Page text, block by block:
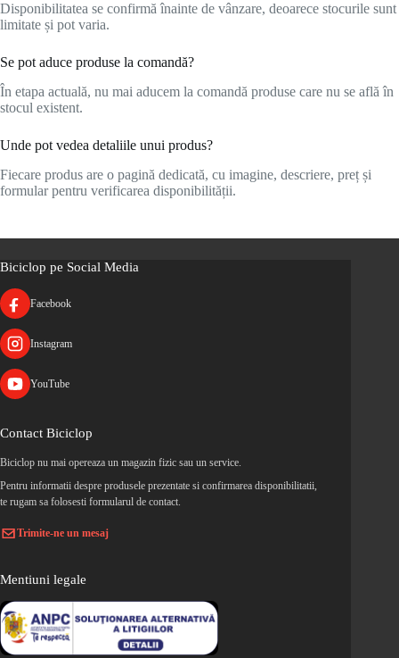
Disponibilitatea se confirmă înainte de vânzare, deoarece stocurile sunt
limitate și pot varia.
Se pot aduce produse la comandă?
În etapa actuală, nu mai aducem la comandă produse care nu se află în
stocul existent.
Unde pot vedea detaliile unui produs?
Fiecare produs are o pagină dedicată, cu imagine, descriere, preț și
formular pentru verificarea disponibilității.
Biciclop pe Social Media
Facebook
Instagram
YouTube
Contact Biciclop
Biciclop nu mai opereaza un magazin fizic sau un service.
Pentru informatii despre produsele prezentate si confirmarea disponibilitatii,
te rugam sa folosesti formularul de contact.
Trimite-ne un mesaj
Mentiuni legale